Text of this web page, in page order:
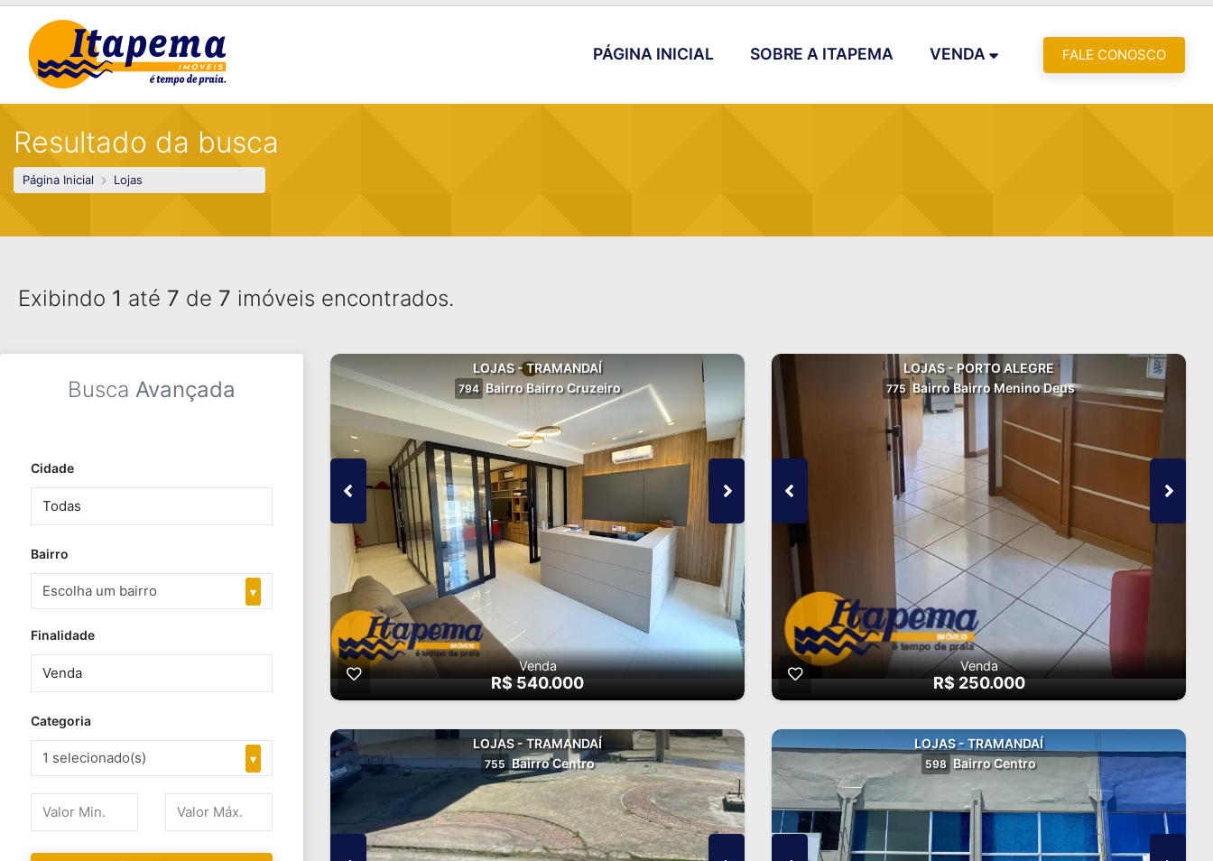
PÁGINA INICIAL SOBRE A ITAPEMA VENDA FALE CONOSCO
Resultado da busca
Página Inicial Lojas
Exibindo 1 até 7 de 7 imóveis encontrados.
Busca Avançada
Cidade
Bairro
Escolha um bairro ▾
Finalidade
Categoria
1 selecionado(s) ▾
LOJAS - TRAMANDAÍ
794 Bairro Bairro Cruzeiro
Venda
R$ 540.000
LOJAS - PORTO ALEGRE
775 Bairro Bairro Menino Deus
Venda
R$ 250.000
LOJAS - TRAMANDAÍ
755 Bairro Centro
LOJAS - TRAMANDAÍ
598 Bairro Centro